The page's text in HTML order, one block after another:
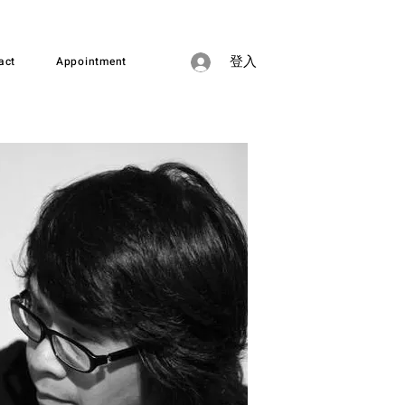
Appointment 登入